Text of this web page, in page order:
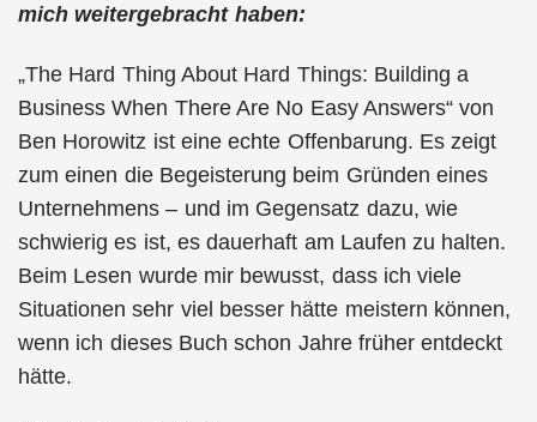
mich weitergebracht haben:
„The Hard Thing About Hard Things: Building a
Business When There Are No Easy Answers“ von
Ben Horowitz ist eine echte Offenbarung. Es zeigt
zum einen die Begeisterung beim Gründen eines
Unternehmens – und im Gegensatz dazu, wie
schwierig es ist, es dauerhaft am Laufen zu halten.
Beim Lesen wurde mir bewusst, dass ich viele
Situationen sehr viel besser hätte meistern können,
wenn ich dieses Buch schon Jahre früher entdeckt
hätte.